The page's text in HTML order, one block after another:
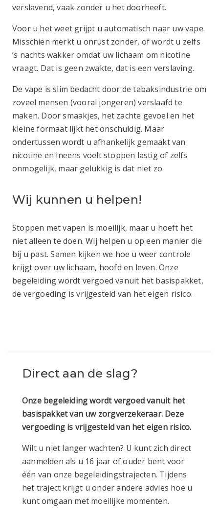
verslavend, vaak zonder u het doorheeft.
Voor u het weet grijpt u automatisch naar uw vape.
Misschien merkt u onrust zonder, of wordt u zelfs
’s nachts wakker omdat uw lichaam om nicotine
vraagt. Dat is geen zwakte, dat is een verslaving.
De vape is slim bedacht door de tabaksindustrie om
zoveel mensen (vooral jongeren) verslaafd te
maken. Door smaakjes, het zachte gevoel en het
kleine formaat lijkt het onschuldig. Maar
ondertussen wordt u afhankelijk gemaakt van
nicotine en ineens voelt stoppen lastig of zelfs
onmogelijk, maar gelukkig is dat niet zo.
Wij kunnen u helpen!
Stoppen met vapen is moeilijk, maar u hoeft het
niet alleen te doen. Wij helpen u op een manier die
bij u past. Samen kijken we hoe u weer controle
krijgt over uw lichaam, hoofd en leven. Onze
begeleiding wordt vergoed vanuit het basispakket,
de vergoeding is vrijgesteld van het eigen risico.
Direct aan de slag?
Onze begeleiding wordt vergoed vanuit het
basispakket van uw zorgverzekeraar. Deze
vergoeding is vrijgesteld van het eigen risico.
Wilt u niet langer wachten? U kunt zich direct
aanmelden als u 16 jaar of ouder bent voor
één van onze begeleidingstrajecten. Tijdens
het traject krijgt u onder andere advies hoe u
kunt omgaan met moeilijke momenten.